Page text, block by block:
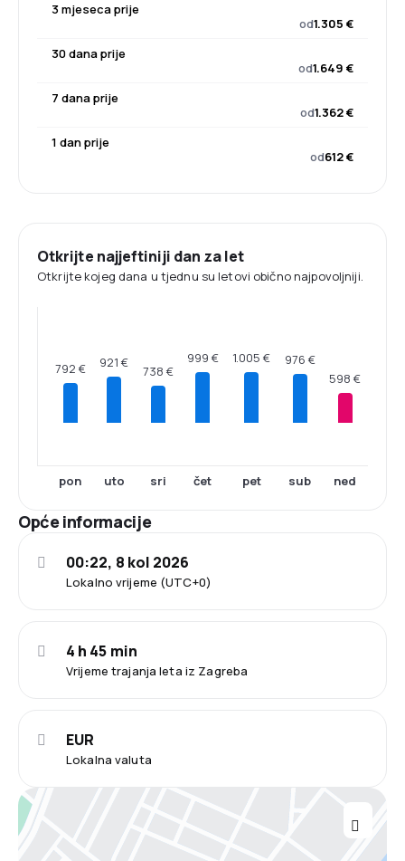
3 mjeseca prije
od1.305 €
30 dana prije
od1.649 €
7 dana prije
od1.362 €
1 dan prije
od612 €
Otkrijte najjeftiniji dan za let
Otkrijte kojeg dana u tjednu su letovi obično najpovoljniji.
792 €
pon
921 €
uto
738 €
sri
999 €
čet
1.005 €
pet
976 €
sub
598 €
ned
Opće informacije
Lokalno vrijeme (UTC+0)
00:22, 8 kol 2026
Vrijeme trajanja leta iz Zagreba
4 h 45 min
Lokalna valuta
EUR